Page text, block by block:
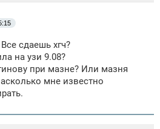
сдаешь хгч?
на узи 9.08?
при мазне? Или мазня
мне известно